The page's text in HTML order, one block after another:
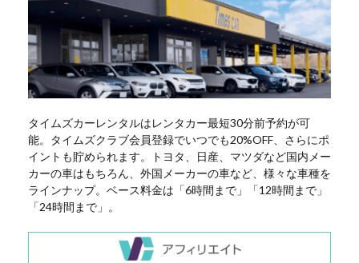
タイムズカーレンタルはレンタカー最短30分前予約が可
能。タイムズクラブ会員登録でいつでも20%OFF、さらにポ
イントも貯められます。トヨタ、日産、マツダなど国内メー
カーの車はもちろん、外国メーカーの車など、様々な車種を
ラインナップ。ベース料金は「6時間まで」「12時間まで」
「24時間まで」。